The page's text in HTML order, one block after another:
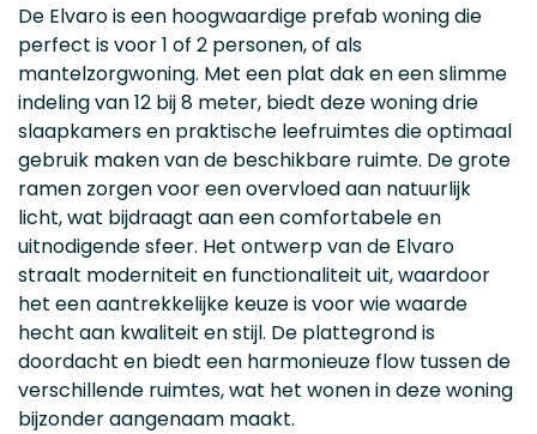
De Elvaro is een hoogwaardige prefab woning die
perfect is voor 1 of 2 personen, of als
mantelzorgwoning. Met een plat dak en een slimme
indeling van 12 bij 8 meter, biedt deze woning drie
slaapkamers en praktische leefruimtes die optimaal
gebruik maken van de beschikbare ruimte. De grote
ramen zorgen voor een overvloed aan natuurlijk
licht, wat bijdraagt aan een comfortabele en
uitnodigende sfeer. Het ontwerp van de Elvaro
straalt moderniteit en functionaliteit uit, waardoor
het een aantrekkelijke keuze is voor wie waarde
hecht aan kwaliteit en stijl. De plattegrond is
doordacht en biedt een harmonieuze flow tussen de
verschillende ruimtes, wat het wonen in deze woning
bijzonder aangenaam maakt.